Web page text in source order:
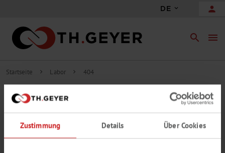
Zustimmung Details Über Cookies
DE person
search menu
Startseite chevron_right Labor chevron_right 404
404
DIESE SEITE IST LEIDER NICHT MEHR
VORHANDEN